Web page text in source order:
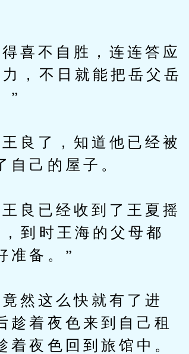
喜不自胜，连连答应
，不日就能把岳父岳
”
良了，知道他已经被
自己的屋子。
良已经收到了王夏摇
到时王海的父母都
准备。”
然这么快就有了进
趁着夜色来到自己租
夜色回到旅馆中。